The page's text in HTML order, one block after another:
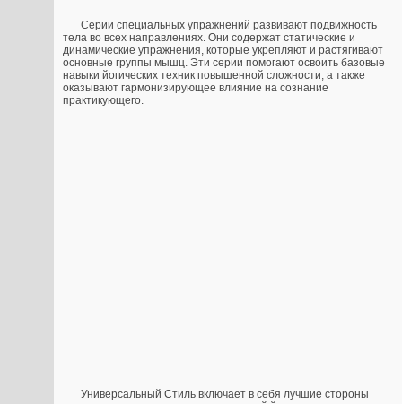
Серии специальных упражнений развивают подвижность
тела во всех направлениях. Они содержат статические и
динамические упражнения, которые укрепляют и растягивают
основные группы мышц. Эти серии помогают освоить базовые
навыки йогических техник повышенной сложности, а также
оказывают гармонизирующее влияние на сознание
практикующего.
Универсальный Стиль включает в себя лучшие стороны